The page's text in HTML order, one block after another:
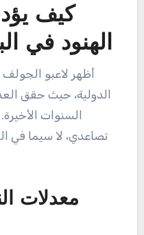
كيف
الهنود في
أظهر لاعبو الجولف
الدولية، حيث حقق
السنوات
تصاعدي، لا سيما في
معدلات